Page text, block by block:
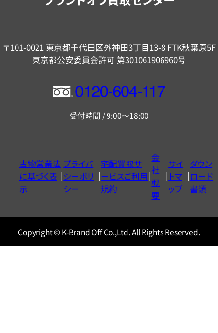
〒101-0021 東京都千代田区外神田3丁目13-8 FTK秋葉原5F
東京都公安委員会許可 第301061906960号
フ
ー
ヤ
ル
0120604117
受付時間 / 9:00～18:00
古物営業法
に基づく表
示
プライバ
シーポリ
シー
宅配買取サ
ービスご利用
規約
会
社
概
要
サイ
トマ
ップ
ダウン
ロード
書類
Copyright © K-Brand Off Co.,Ltd. All Rights Reserved.